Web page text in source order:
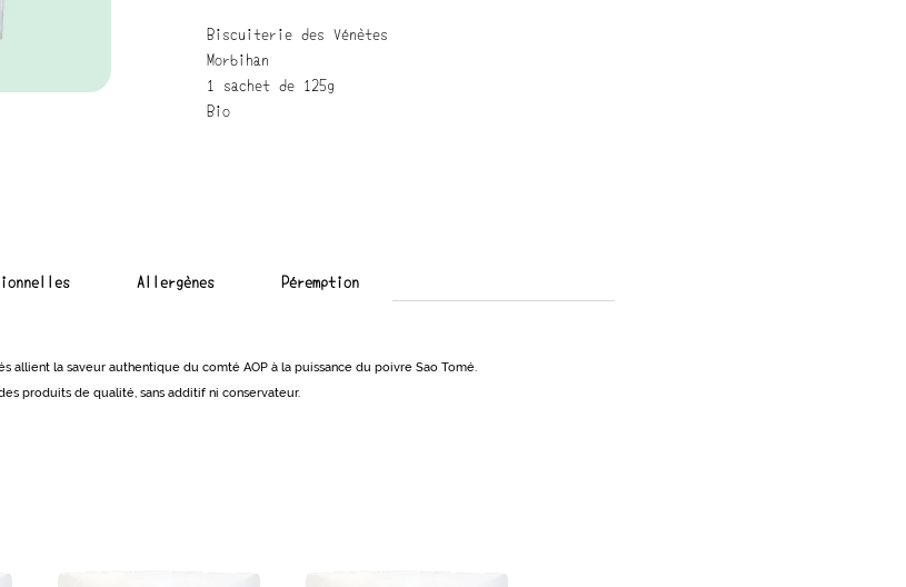
Biscuiterie des Vénètes
Morbihan
1 sachet de 125g
Bio
Allergènes Péremption
allient la saveur authentique du comté AOP à la puissance du poivre Sao Tomé.
produits de qualité, sans additif ni conservateur.